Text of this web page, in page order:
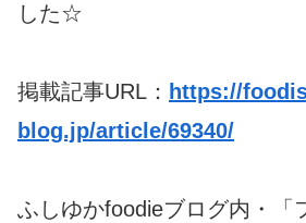
した☆
掲載記事URL： https://
blog.jp/article/69340/
ふしゆかfoodieブログ内・「